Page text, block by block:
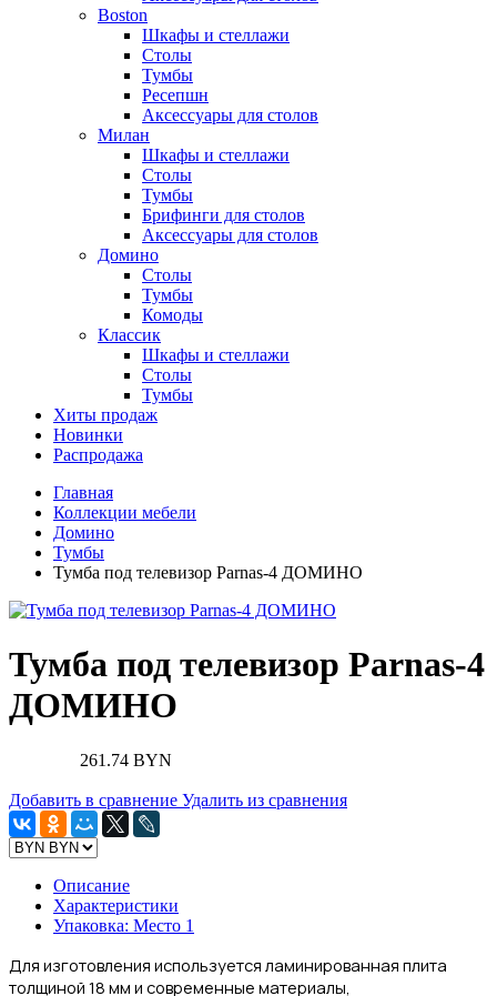
Boston
Шкафы и стеллажи
Столы
Тумбы
Ресепшн
Аксессуары для столов
Милан
Шкафы и стеллажи
Столы
Тумбы
Брифинги для столов
Аксессуары для столов
Домино
Столы
Тумбы
Комоды
Классик
Шкафы и стеллажи
Столы
Тумбы
Хиты продаж
Новинки
Распродажа
Главная
Коллекции мебели
Домино
Тумбы
Тумба под телевизор Parnas-4 ДОМИНО
Тумба под телевизор Parnas-4
ДОМИНО
261.74 BYN
Добавить в сравнение Удалить из сравнения
Описание
Характеристики
Упаковка: Место 1
Для изготовления используется ламинированная плита
толщиной 18 мм и современные материалы,